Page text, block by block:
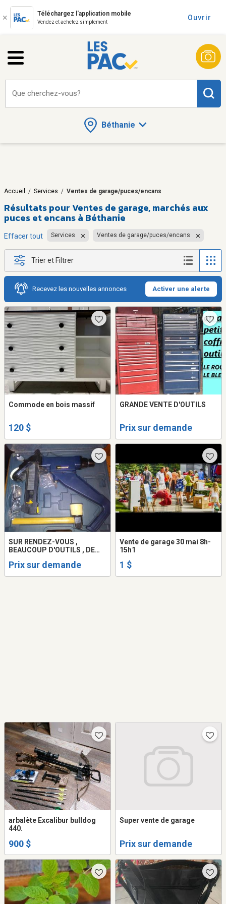
Téléchargez l'application mobile
Vendez et achetez simplement
Ouvrir
Béthanie
Que cherchez-vous?
Accueil / Services / Ventes de garage/puces/encans
Résultats pourVentes de garage, marchés aux
puces et encans à Béthanie
Effacer tout Services Ventes de garage/puces/encans
Trier et Filtrer
Recevez les nouvelles annonces Activer une alerte
Commode en bois massif
120 $
GRANDE VENTE D'OUTILS
Prix sur demande
SUR RENDEZ-VOUS ,
BEAUCOUP D'OUTILS , DE
Prix sur demande
Vente de garage 30 mai 8h-
15h1
1 $
arbalète Excalibur bulldog
440.
900 $
Super vente de garage
Prix sur demande